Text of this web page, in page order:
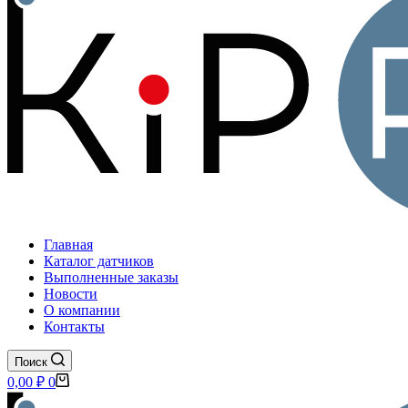
Главная
Каталог датчиков
Выполненные заказы
Новости
О компании
Контакты
Поиск
Корзина
0,00 ₽ 0